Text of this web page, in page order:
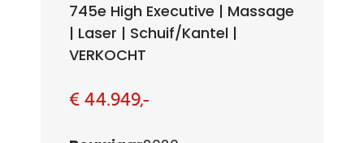
745e High Executive | Massage
| Laser | Schuif/Kantel |
VERKOCHT
€ 44.949,-